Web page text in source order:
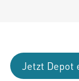
Jetzt Depot